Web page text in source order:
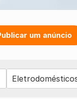
um anúncio